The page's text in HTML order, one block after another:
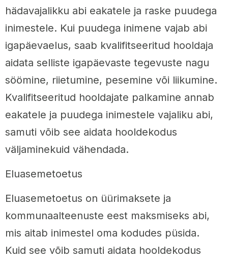
hädavajalikku abi eakatele ja raske puudega
inimestele. Kui puudega inimene vajab abi
igapäevaelus, saab kvalifitseeritud hooldaja
aidata selliste igapäevaste tegevuste nagu
söömine, riietumine, pesemine või liikumine.
Kvalifitseeritud hooldajate palkamine annab
eakatele ja puudega inimestele vajaliku abi,
samuti võib see aidata hooldekodus
väljaminekuid vähendada.
Eluasemetoetus
Eluasemetoetus on üürimaksete ja
kommunaalteenuste eest maksmiseks abi,
mis aitab inimestel oma kodudes püsida.
Kuid see võib samuti aidata hooldekodus